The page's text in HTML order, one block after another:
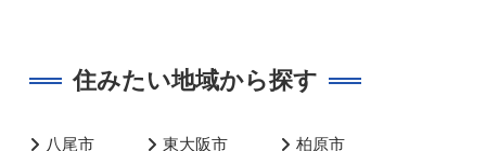
住みたい地域から探す
八尾市 東大阪市 柏原市